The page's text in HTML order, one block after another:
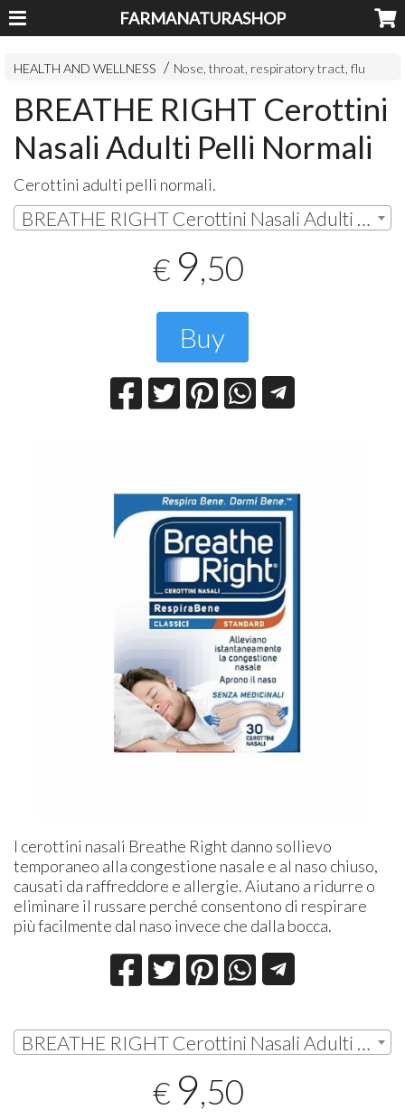
FARMANATURASHOP
HEALTH AND WELLNESS Nose, throat, respiratory tract, flu
BREATHE RIGHT Cerottini
Nasali Adulti Pelli Normali
Cerottini adulti pelli normali.
BREATHE RIGHT Cerottini Nasali Adulti Pelli Normali 10 cerotti | € 9,50
€ 9,50
Buy
I cerottini nasali Breathe Right danno sollievo
temporaneo alla congestione nasale e al naso chiuso,
causati da raffreddore e allergie. Aiutano a ridurre o
eliminare il russare perché consentono di respirare
più facilmente dal naso invece che dalla bocca.
BREATHE RIGHT Cerottini Nasali Adulti Pelli Normali 10 cerotti | € 9,50
€ 9,50